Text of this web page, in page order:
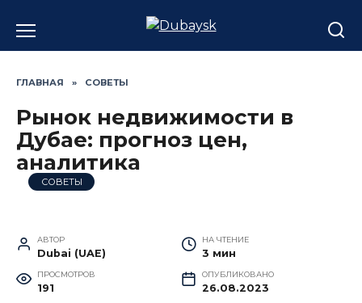
содержанию
ГЛАВНАЯ » СОВЕТЫ
Рынок недвижимости в
Дубае: прогноз цен,
аналитика
СОВЕТЫ
АВТОР
Dubai (UAE)
НА ЧТЕНИЕ
3 мин
ПРОСМОТРОВ
191
ОПУБЛИКОВАНО
26.08.2023